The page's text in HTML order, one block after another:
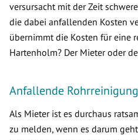
versursacht mit der Zeit
die dabei anfallenden Kosten
übernimmt die Kosten für eine
Hartenholm? Der Mieter oder
Anfallende
Als Mieter ist es durchaus
zu melden, wenn es darum